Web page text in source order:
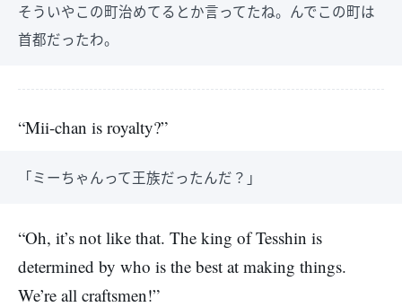
そういやこの町治めてるとか言ってたね。んでこの町は
首都だったわ。
“Mii-chan is royalty?”
「ミーちゃんって王族だったんだ？」
“Oh, it’s not like that. The king of Tesshin is
determined by who is the best at making things.
We’re all craftsmen!”